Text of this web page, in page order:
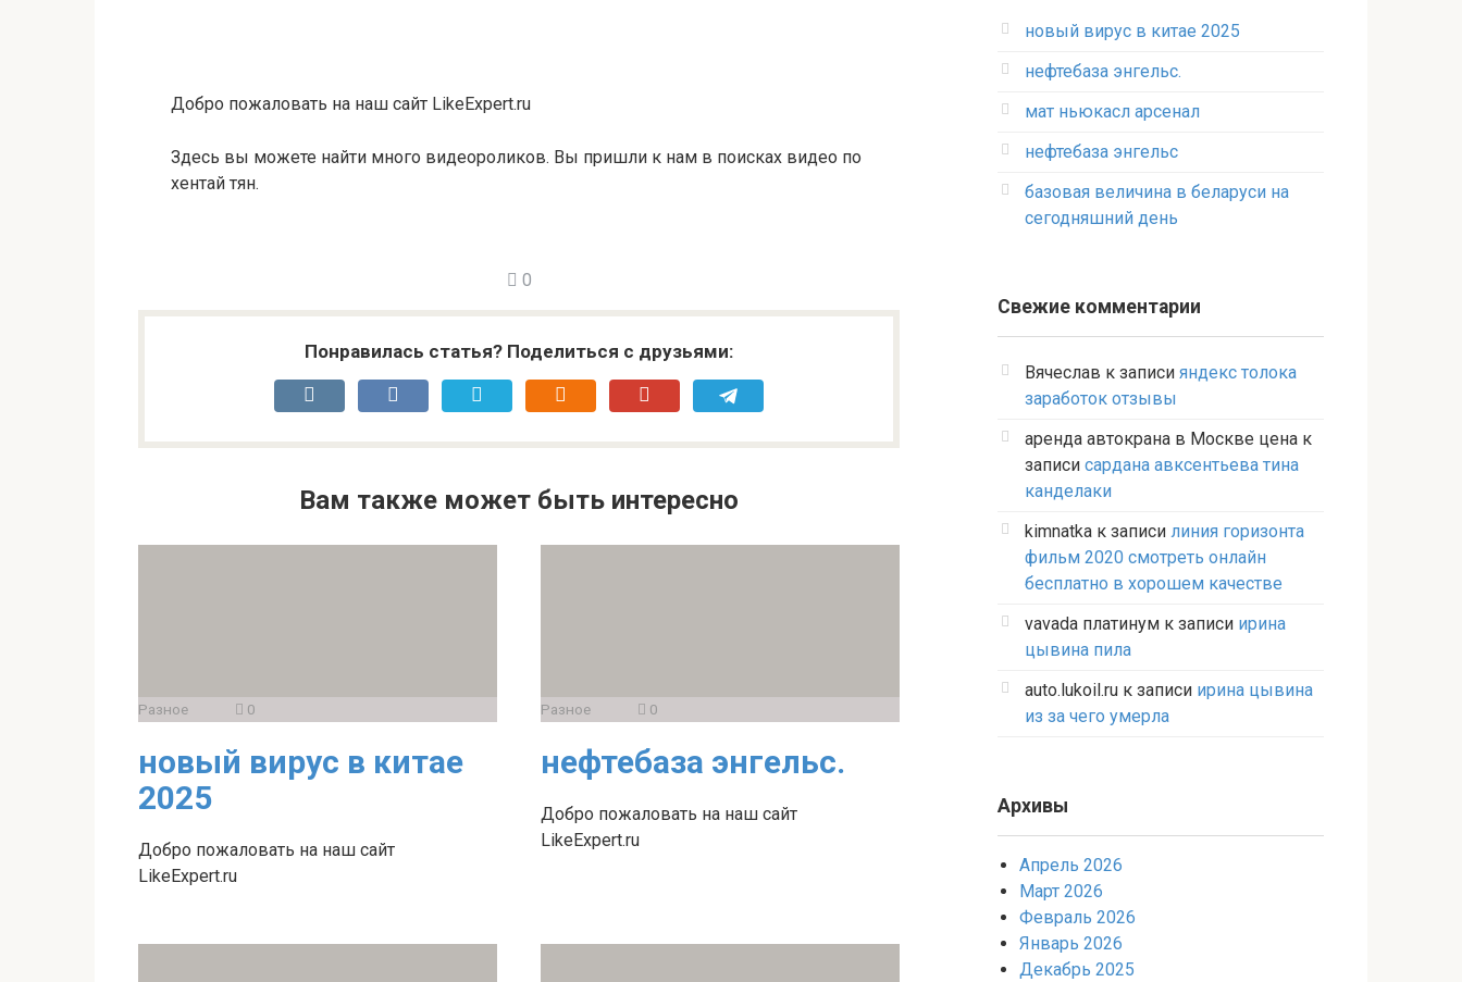
Добро пожаловать на наш сайт LikeExpert.ru
Здесь вы можете найти много видеороликов. Вы пришли к нам в поисках видео по
хентай тян.
0
Понравилась статья? Поделиться с друзьями:
Вам также может быть интересно
Разное 0
новый вирус в китае
2025
Добро пожаловать на наш сайт
LikeExpert.ru
Разное 0
нефтебаза энгельс.
Добро пожаловать на наш сайт
LikeExpert.ru
новый вирус в китае 2025
нефтебаза энгельс.
мат ньюкасл арсенал
нефтебаза энгельс
базовая величина в беларуси на
сегодняшний день
Свежие комментарии
Вячеслав к записи яндекс толока
заработок отзывы
аренда автокрана в Москве цена к
записи сардана авксентьева тина
канделаки
kimnatka к записи линия горизонта
фильм 2020 смотреть онлайн
бесплатно в хорошем качестве
vavada платинум к записи ирина
цывина пила
auto.lukoil.ru к записи ирина цывина
из за чего умерла
Архивы
Апрель 2026
Март 2026
Февраль 2026
Январь 2026
Декабрь 2025